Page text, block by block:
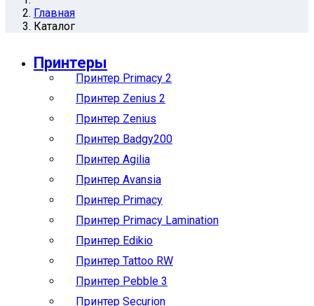
Главная
Каталог
Принтеры
Принтер Primacy 2
Принтер Zenius 2
Принтер Zenius
Принтер Badgy200
Принтер Agilia
Принтер Avansia
Принтер Primacy
Принтер Primacy Lamination
Принтер Edikio
Принтер Tattoo RW
Принтер Pebble 3
Принтер Securion